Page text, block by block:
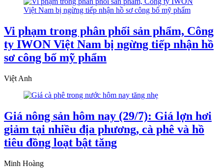
Vi phạm trong phân phối sản phẩm, Công
ty IWON Việt Nam bị ngừng tiếp nhận hồ
sơ công bố mỹ phẩm
Việt Anh
Giá nông sản hôm nay (29/7): Giá lợn hơi
giảm tại nhiều địa phương, cà phê và hồ
tiêu đồng loạt bật tăng
Minh Hoàng